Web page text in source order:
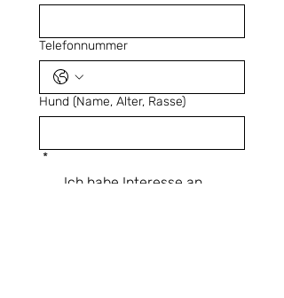
Telefonnummer
Hund (Name, Alter, Rasse)
*
Ich habe Interesse an